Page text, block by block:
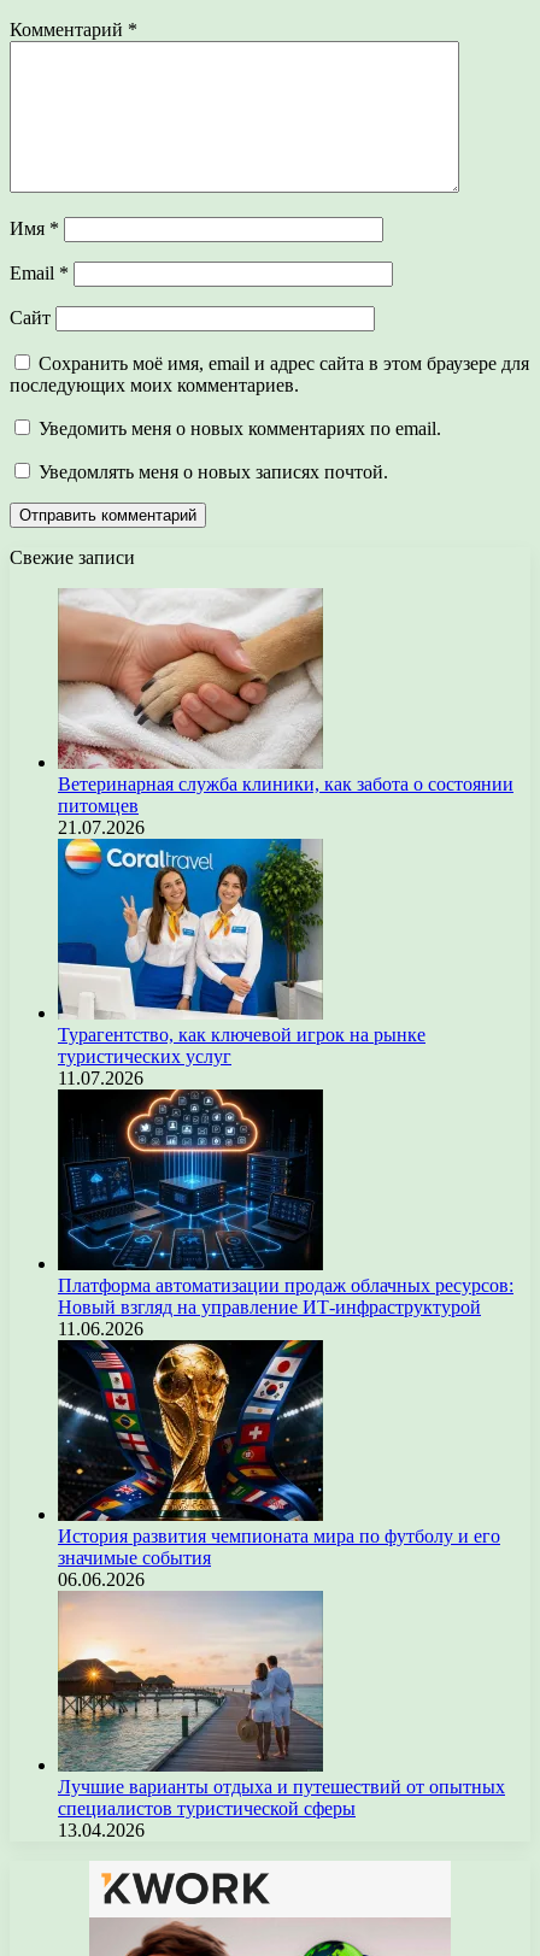
Комментарий *
Имя *
Email *
Сайт
Сохранить моё имя, email и адрес сайта в этом браузере для
последующих моих комментариев.
Уведомить меня о новых комментариях по email.
Уведомлять меня о новых записях почтой.
Свежие записи
Ветеринарная служба клиники, как забота о состоянии
питомцев
21.07.2026
Турагентство, как ключевой игрок на рынке
туристических услуг
11.07.2026
Платформа автоматизации продаж облачных ресурсов:
Новый взгляд на управление ИТ-инфраструктурой
11.06.2026
История развития чемпионата мира по футболу и его
значимые события
06.06.2026
Лучшие варианты отдыха и путешествий от опытных
специалистов туристической сферы
13.04.2026